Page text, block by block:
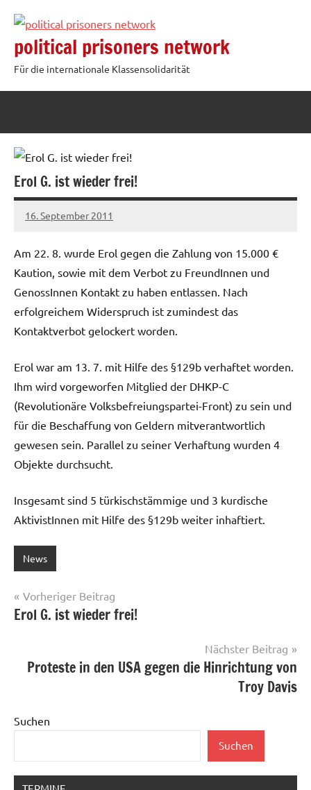
Inhalt
springen
political prisoners network
Für die internationale Klassensolidarität
Erol G. ist wieder frei!
16. September 2011
admin
Am 22. 8. wurde Erol gegen die Zahlung von 15.000 €
Kaution, sowie mit dem Verbot zu FreundInnen und
GenossInnen Kontakt zu haben entlassen. Nach
erfolgreichem Widerspruch ist zumindest das
Kontaktverbot gelockert worden.
Erol war am 13. 7. mit Hilfe des §129b verhaftet worden.
Ihm wird vorgeworfen Mitglied der DHKP-C
(Revolutionäre Volksbefreiungspartei-Front) zu sein und
für die Beschaffung von Geldern mitverantwortlich
gewesen sein. Parallel zu seiner Verhaftung wurden 4
Objekte durchsucht.
Insgesamt sind 5 türkischstämmige und 3 kurdische
AktivistInnen mit Hilfe des §129b weiter inhaftiert.
News
Beitragsnavigation
Vorheriger Beitrag
Erol G. ist wieder frei!
Nächster Beitrag
Proteste in den USA gegen die Hinrichtung von
Troy Davis
Suchen
Suchen